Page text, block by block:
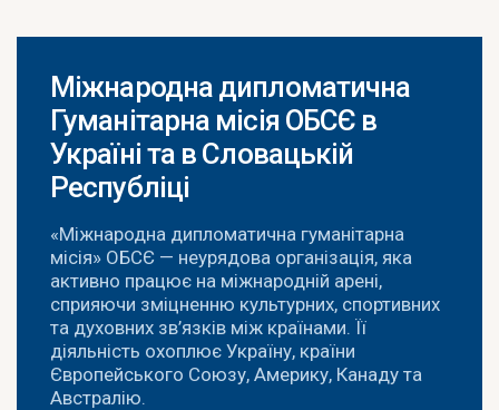
Міжнародна дипломатична
Гуманітарна місія ОБСЄ в
Україні та в Словацькій
Республіці
«Міжнародна дипломатична гуманітарна
місія» ОБСЄ — неурядова організація, яка
активно працює на міжнародній арені,
сприяючи зміцненню культурних, спортивних
та духовних зв’язків між країнами. Її
діяльність охоплює Україну, країни
Європейського Союзу, Америку, Канаду та
Австралію.